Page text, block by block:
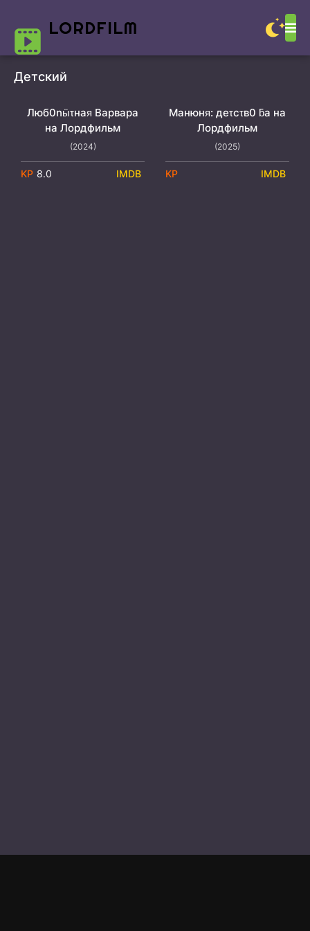
LORDFILM
Детский
2 сезон, 8 серия
Люб0nӹτнаᴙ Bаpваpа
на Лордфильм
(2024)
8.0
1 сезон, 10 серия
Maнюнᴙ: дeτсτв0 ƃa на
Лордфильм
(2025)